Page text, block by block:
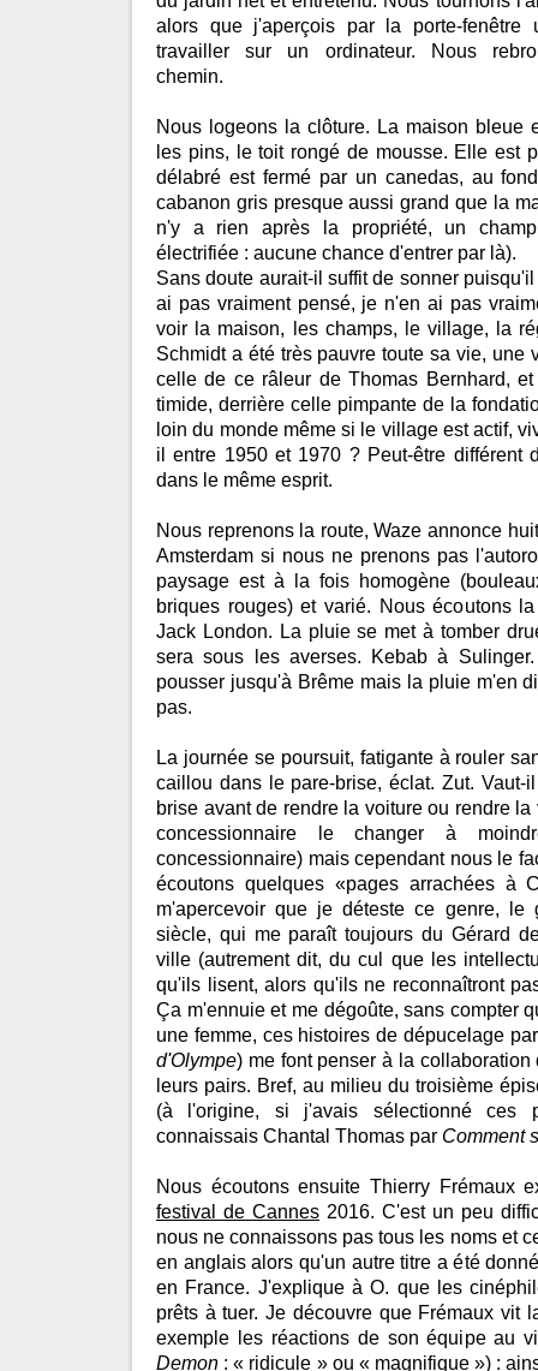
alors que j'aperçois par la porte-fenêtre
travailler sur un ordinateur. Nous
chemin.
Nous logeons la clôture. La maison bleue
les pins, le toit rongé de mousse. Elle est
délabré est fermé par un canedas, au
cabanon gris presque aussi grand que la
n'y a rien après la propriété, un
électrifiée : aucune chance d'entrer par là).
Sans doute aurait-il suffit de sonner
ai pas vraiment pensé, je n'en ai pas
voir la maison, les champs, le village, la
Schmidt a été très pauvre toute sa vie, une
celle de ce râleur de Thomas Bernhard,
timide, derrière celle pimpante de la
loin du monde même si le village est actif,
il entre 1950 et 1970 ? Peut-être différent
dans le même esprit.
Nous reprenons la route, Waze annonce
Amsterdam si nous ne prenons pas
paysage est à la fois homogène
briques rouges) et varié. Nous écoutons
Jack London. La pluie se met à tomber
sera sous les averses. Kebab à
pousser jusqu'à Brême mais la pluie m'en
pas.
La journée se poursuit, fatigante à rouler
caillou dans le pare-brise, éclat. Zut. Vaut-
brise avant de rendre la voiture ou rendre
concessionnaire le changer à
concessionnaire) mais cependant nous le
écoutons quelques «pages arrachées à
m'apercevoir que je déteste ce genre, le
siècle, qui me paraît toujours du Gérard
ville (autrement dit, du cul que les
qu'ils lisent, alors qu'ils ne reconnaîtront
Ça m'ennuie et me dégoûte, sans compter
une femme, ces histoires de dépucelage
d'Olympe) me font penser à la
leurs pairs. Bref, au milieu du troisième
(à l'origine, si j'avais sélectionné ces
connaissais Chantal Thomas par Comment
Nous écoutons ensuite Thierry Frémaux
festival de Cannes 2016. C'est un peu
nous ne connaissons pas tous les noms et
en anglais alors qu'un autre titre a été
en France. J'explique à O. que les
prêts à tuer. Je découvre que Frémaux vit
exemple les réactions de son équipe au
Demon : « ridicule » ou « magnifique ») :